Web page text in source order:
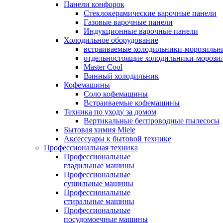
Панели конфорок
Стеклокерамические варочные панели
Газовые варочные панели
Индукционные варочные панели
Холодильное оборудование
встраиваемые холодильники-
отдельностоящие холодильники-
Master Cool
Винный холодильник
Кофемашины
Cоло кофемашины
Встраиваемые кофемашины
Техника по уходу за домом
Вертикальные беспроводные пылесосы
Бытовая химия Miele
Аксессуары к бытовой технике
Профессиональная техника
Профессиональные
гладильные машины
Профессиональные
сушильные машины
Профессиональные
стиральные машины
Профессиональные
посудомоечные машины